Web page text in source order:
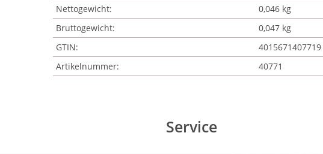
Nettogewicht:
0,046 kg
Bruttogewicht:
0,047 kg
GTIN:
4015671407719
Artikelnummer:
40771
Service